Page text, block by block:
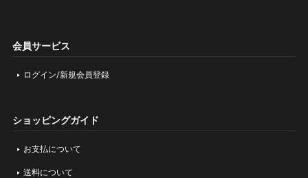
会員サービス
ログイン/新規会員登録
ショッピングガイド
お支払について
送料について